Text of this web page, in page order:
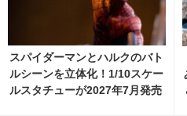
スパイダーマンとハルクのバト
ルシーンを立体化！1/10スケー
ルスタチューが2027年7月発売